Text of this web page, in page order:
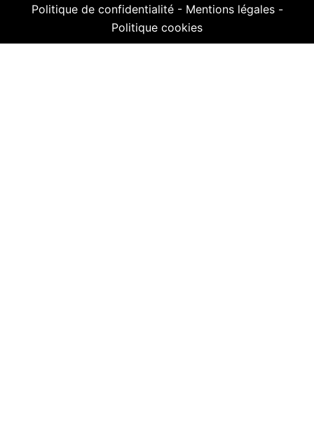
Politique de confidentialité - Mentions légales -
Politique cookies